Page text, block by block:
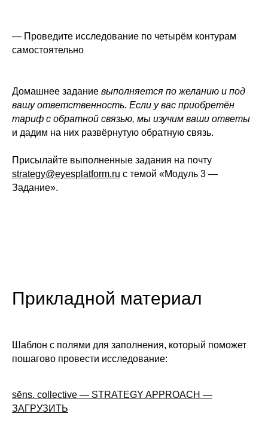
— Проведите исследование по четырём контурам
самостоятельно
Домашнее задание выполняется по желанию и под
вашу ответственность. Если у вас приобретён
тариф с обратной связью, мы изучим ваши ответы
и дадим на них развёрнутую обратную связь.
Присылайте выполненные задания на почту
strategy@eyesplatform.ru с темой «Модуль 3 —
Задание».
Прикладной материал
Шаблон с полями для заполнения, который поможет
пошагово провести исследование:
sēns. collective — STRATEGY APPROACH —
ЗАГРУЗИТЬ